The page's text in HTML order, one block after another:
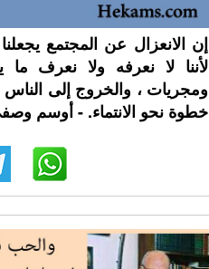
إن الانعزال عن المجتمع يجعلنا
لأننا لا نعرفه ولا نعرف
ومجريات ، والخروج إلى الناس
خطوة نحو الانتماء. - أوسم